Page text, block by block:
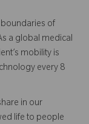
of
a global medical
mobility is
every 8
in our
life to people